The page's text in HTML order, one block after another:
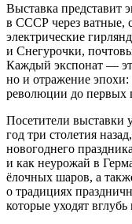
Выставка представит
в СССР через ватные,
электрические
и Снегурочки,
Каждый экспонат —
но и отражение эпохи:
революции до первых
Посетители выставки
год три столетия
новогоднего
и как неурожай в
ёлочных шаров, а
о традициях
которые уходят вглубь